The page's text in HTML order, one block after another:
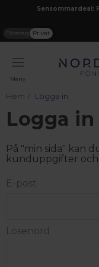
Sensommardeal:
Företag Privat
Meny
Hem Logga in
Logga in
På "min sida" kan
kunduppgifter
E-post
Lösenord